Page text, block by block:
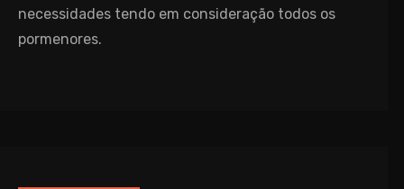
necessidades tendo em consideração todos os
pormenores.